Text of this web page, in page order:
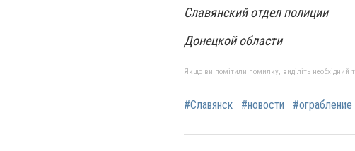
Славянский отдел полиции
Донецкой области
Якщо ви помітили помилку, виділіть необхідний
#Славянск #новости #ограбление